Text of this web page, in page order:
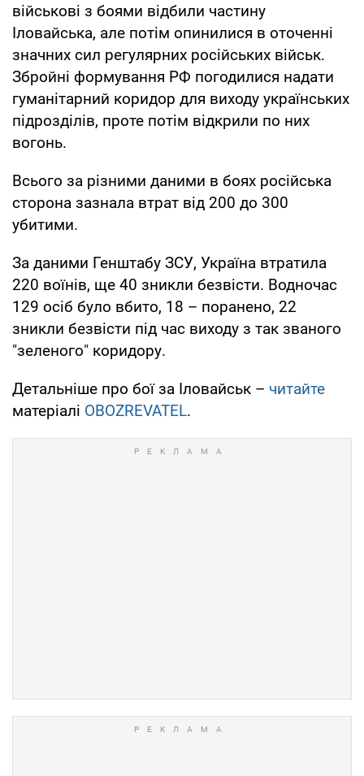
військові з боями відбили частину
Іловайська, але потім опинилися в оточенні
значних сил регулярних російських військ.
Збройні формування РФ погодилися надати
гуманітарний коридор для виходу українських
підрозділів, проте потім відкрили по них
вогонь.
Всього за різними даними в боях російська
сторона зазнала втрат від 200 до 300
убитими.
За даними Генштабу ЗСУ, Україна втратила
220 воїнів, ще 40 зникли безвісти. Водночас
129 осіб було вбито, 18 – поранено, 22
зникли безвісти під час виходу з так званого
"зеленого" коридору.
Детальніше про бої за Іловайськ – читайте
матеріалі OBOZREVATEL.